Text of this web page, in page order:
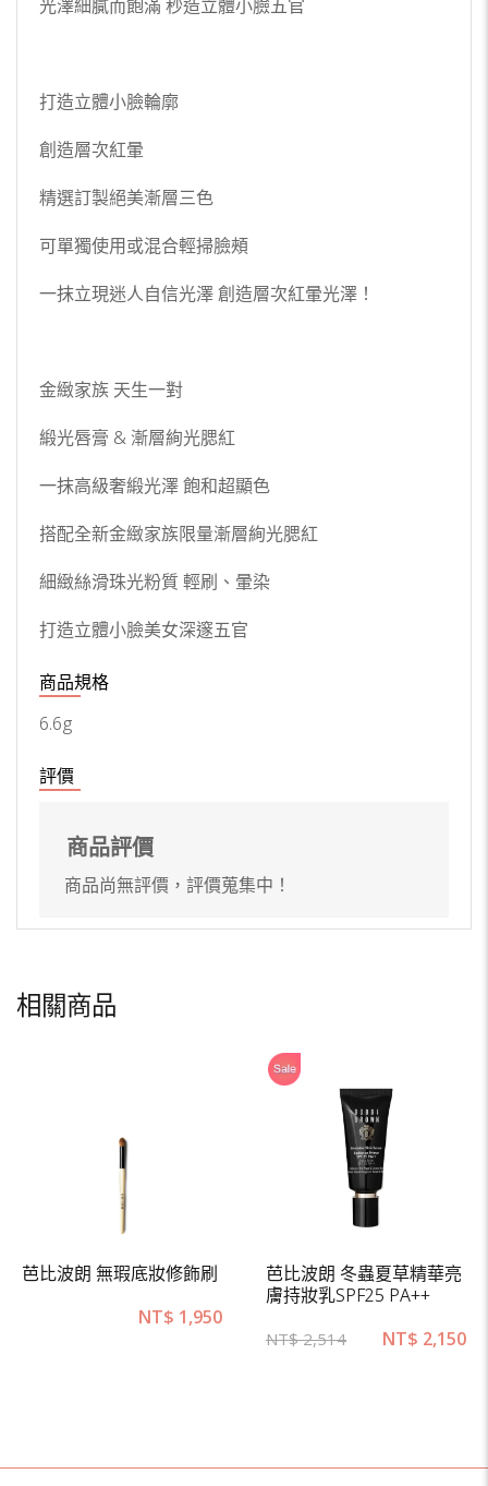
光澤細膩而飽滿 秒造立體小臉五官
打造立體小臉輪廓
創造層次紅暈
精選訂製絕美漸層三色
可單獨使用或混合輕掃臉頰
一抹立現迷人自信光澤 創造層次紅暈光澤！
金緻家族 天生一對
緞光唇膏 & 漸層絢光腮紅
一抹高級奢緞光澤 飽和超顯色
搭配全新金緻家族限量漸層絢光腮紅
細緻絲滑珠光粉質 輕刷、暈染
打造立體小臉美女深邃五官
商品規格
6.6g
評價
商品評價
商品尚無評價，評價蒐集中！
相關商品
芭比波朗 無瑕底妝修飾刷
NT$ 1,950
芭比波朗 冬蟲夏草精華亮
膚持妝乳SPF25 PA++
NT$2,514 NT$ 2,150